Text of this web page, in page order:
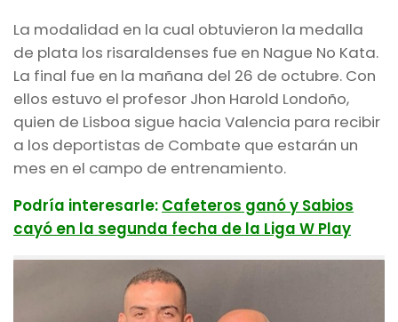
La modalidad en la cual obtuvieron la medalla
de plata los risaraldenses fue en Nague No Kata.
La final fue en la mañana del 26 de octubre. Con
ellos estuvo el profesor Jhon Harold Londoño,
quien de Lisboa sigue hacia Valencia para recibir
a los deportistas de Combate que estarán un
mes en el campo de entrenamiento.
Podría interesarle: Cafeteros ganó y Sabios
cayó en la segunda fecha de la Liga W Play